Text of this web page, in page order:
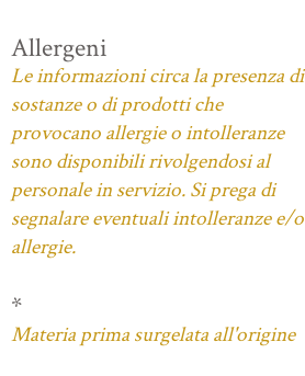
Allergeni
Le informazioni circa la presenza di
sostanze o di prodotti che
provocano allergie o intolleranze
sono disponibili rivolgendosi al
personale in servizio. Si prega di
segnalare eventuali intolleranze e/o
allergie.
*
Materia prima surgelata all'origine